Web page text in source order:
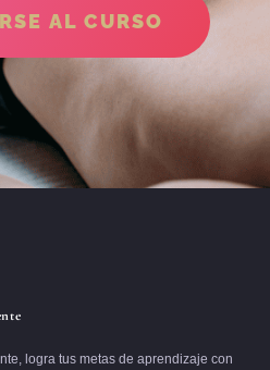
AL CURSO
logra tus metas de aprendizaje con